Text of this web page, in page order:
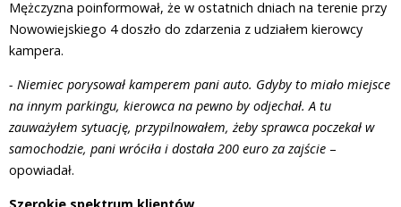
Mężczyzna poinformował, że w ostatnich dniach na terenie przy
Nowowiejskiego 4 doszło do zdarzenia z udziałem kierowcy
kampera.
- Niemiec porysował kamperem pani auto. Gdyby to miało miejsce
na innym parkingu, kierowca na pewno by odjechał. A tu
zauważyłem sytuację, przypilnowałem, żeby sprawca poczekał w
samochodzie, pani wróciła i dostała 200 euro za zajście –
opowiadał.